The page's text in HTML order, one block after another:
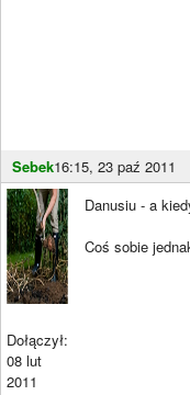
Sebek16:15, 23 paź 2011
Dołączył:
08 lut
2011
Danusiu - a
Coś sobie